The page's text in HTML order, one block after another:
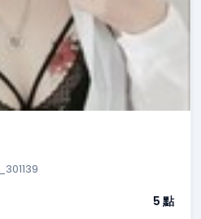
5 點